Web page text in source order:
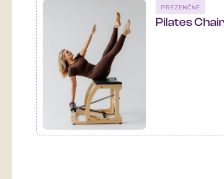
PREZENČNE
Pilates Chair